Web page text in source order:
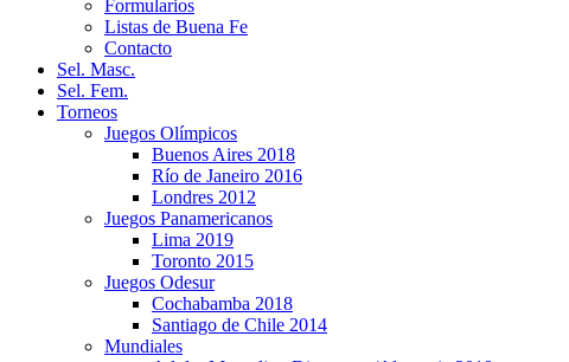
Formularios
Listas de Buena Fe
Contacto
Sel. Masc.
Sel. Fem.
Torneos
Juegos Olímpicos
Buenos Aires 2018
Río de Janeiro 2016
Londres 2012
Juegos Panamericanos
Lima 2019
Toronto 2015
Juegos Odesur
Cochabamba 2018
Santiago de Chile 2014
Mundiales